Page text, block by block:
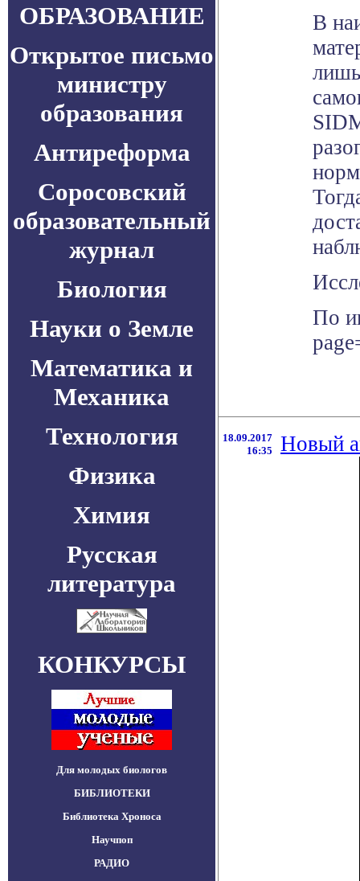
ОБРАЗОВАНИЕ
Открытое письмо
министру
образования
Антиреформа
Соросовский
образовательный
журнал
Биология
Науки о Земле
Математика и
Механика
Технология
Физика
Химия
Русская
литература
КОНКУРСЫ
Для молодых биологов
БИБЛИОТЕКИ
Библиотека Хроноса
Научпоп
РАДИО
В
По
18.09.2017
16:35
Новый